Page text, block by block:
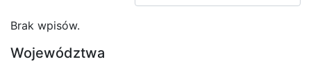
Brak wpisów.
Województwa